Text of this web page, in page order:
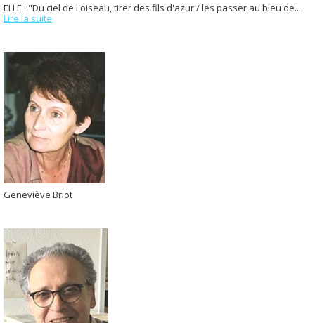
ELLE : "Du ciel de l'oiseau, tirer des fils d'azur / les passer au bleu de...
Lire la suite
Geneviève Briot